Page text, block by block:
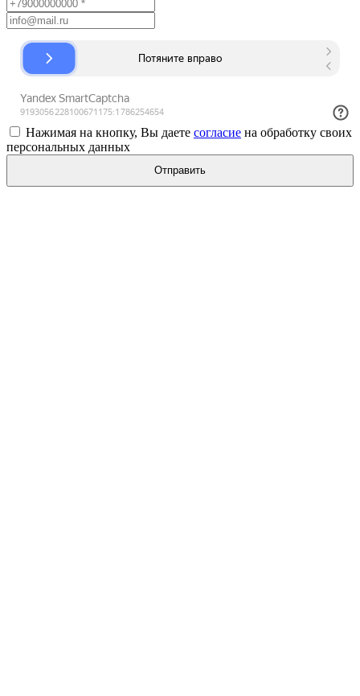
Нажимая на кнопку, Вы даете согласие на обработку своих
персональных данных
Отправить